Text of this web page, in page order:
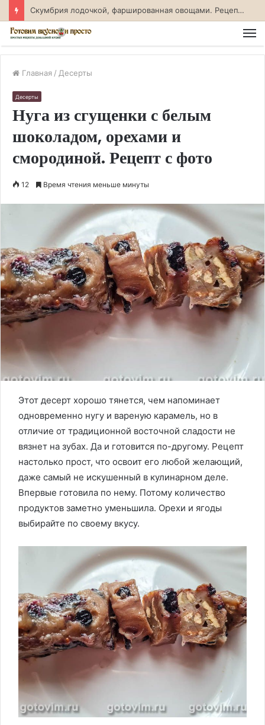
Скумбрия лодочкой, фаршированная овощами. Рецепт с фото
Главная / Десерты
Десерты
Нуга из сгущенки с белым
шоколадом, орехами и
смородиной. Рецепт с фото
12 Время чтения меньше минуты
Этот десерт хорошо тянется, чем напоминает
одновременно нугу и вареную карамель, но в
отличие от традиционной восточной сладости не
вязнет на зубах. Да и готовится по-другому. Рецепт
настолько прост, что освоит его любой желающий,
даже самый не искушенный в кулинарном деле.
Впервые готовила по нему. Потому количество
продуктов заметно уменьшила. Орехи и ягоды
выбирайте по своему вкусу.